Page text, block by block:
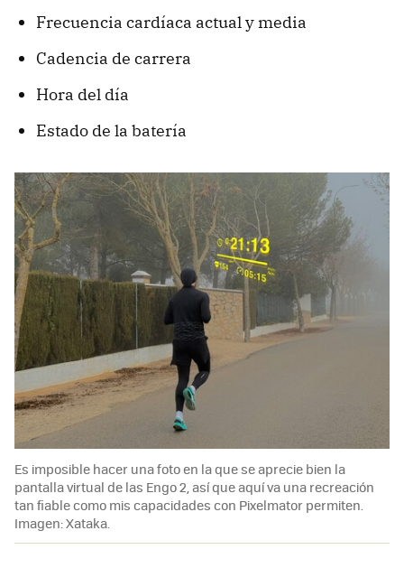
Frecuencia cardíaca actual y media
Cadencia de carrera
Hora del día
Estado de la batería
Es imposible hacer una foto en la que se aprecie bien la
pantalla virtual de las Engo 2, así que aquí va una recreación
tan fiable como mis capacidades con Pixelmator permiten.
Imagen: Xataka.